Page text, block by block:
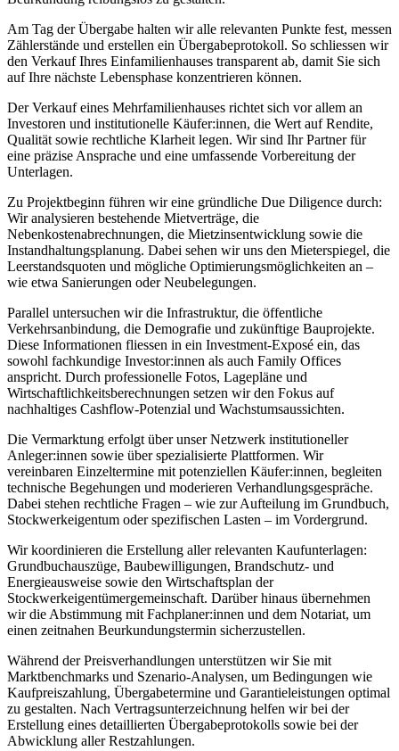
Am Tag der Übergabe halten wir alle relevanten Punkte fest, messen
Zählerstände und erstellen ein Übergabeprotokoll. So schliessen wir
den Verkauf Ihres Einfamilienhauses transparent ab, damit Sie sich
auf Ihre nächste Lebensphase konzentrieren können.
Der Verkauf eines Mehrfamilienhauses richtet sich vor allem an
Investoren und institutionelle Käufer:innen, die Wert auf Rendite,
Qualität sowie rechtliche Klarheit legen. Wir sind Ihr Partner für
eine präzise Ansprache und eine umfassende Vorbereitung der
Unterlagen.
Zu Projektbeginn führen wir eine gründliche Due Diligence durch:
Wir analysieren bestehende Mietverträge, die
Nebenkostenabrechnungen, die Mietzinsentwicklung sowie die
Instandhaltungsplanung. Dabei sehen wir uns den Mieterspiegel, die
Leerstandsquoten und mögliche Optimierungsmöglichkeiten an –
wie etwa Sanierungen oder Neubelegungen.
Parallel untersuchen wir die Infrastruktur, die öffentliche
Verkehrsanbindung, die Demografie und zukünftige Bauprojekte.
Diese Informationen fliessen in ein Investment-Exposé ein, das
sowohl fachkundige Investor:innen als auch Family Offices
anspricht. Durch professionelle Fotos, Lagepläne und
Wirtschaftlichkeitsberechnungen setzen wir den Fokus auf
nachhaltiges Cashflow-Potenzial und Wachstumsaussichten.
Die Vermarktung erfolgt über unser Netzwerk institutioneller
Anleger:innen sowie über spezialisierte Plattformen. Wir
vereinbaren Einzeltermine mit potenziellen Käufer:innen, begleiten
technische Begehungen und moderieren Verhandlungsgespräche.
Dabei stehen rechtliche Fragen – wie zur Aufteilung im Grundbuch,
Stockwerkeigentum oder spezifischen Lasten – im Vordergrund.
Wir koordinieren die Erstellung aller relevanten Kaufunterlagen:
Grundbuchauszüge, Baubewilligungen, Brandschutz- und
Energieausweise sowie den Wirtschaftsplan der
Stockwerkeigentümergemeinschaft. Darüber hinaus übernehmen
wir die Abstimmung mit Fachplaner:innen und dem Notariat, um
einen zeitnahen Beurkundungstermin sicherzustellen.
Während der Preisverhandlungen unterstützen wir Sie mit
Marktbenchmarks und Szenario-Analysen, um Bedingungen wie
Kaufpreiszahlung, Übergabetermine und Garantieleistungen optimal
zu gestalten. Nach Vertragsunterzeichnung helfen wir bei der
Erstellung eines detaillierten Übergabeprotokolls sowie bei der
Abwicklung aller Restzahlungen.